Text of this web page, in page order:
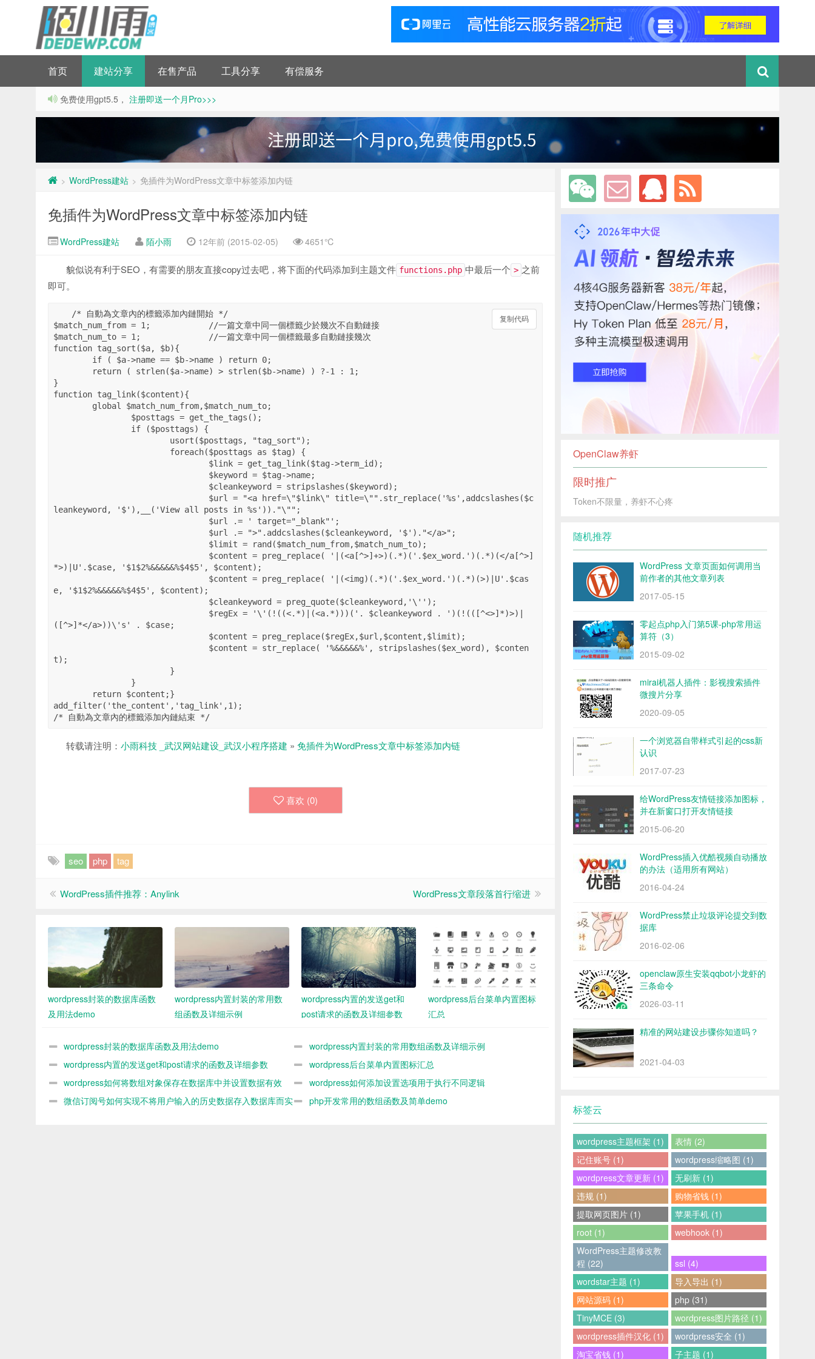
首页 建站分享 在售产品 工具分享 有偿服务
免费使用gpt5.5， 注册即送一个月Pro>>>
> WordPress建站 > 免插件为WordPress文章中标签添加内链
免插件为WordPress文章中标签添加内链
WordPress建站 陌小雨 12年前 (2015-02-05) 4651℃
貌似说有利于SEO，有需要的朋友直接copy过去吧，将下面的代码添加到主题文件 functions.php 中最后一个 > 之前
即可。
复制代码
复制代码
/* 自動為文章內的標籤添加內鏈開始 */
$match_num_from = 1;		//一篇文章中同一個標籤少於幾次不自動鏈接
$match_num_to = 1;		//一篇文章中同一個標籤最多自動鏈接幾次
function tag_sort($a, $b){
}
function tag_link($content){
leankeyword, '$'),__('View all posts in %s'))."\"";
*>)|U'.$case, '$1$2%&&&&&%$4$5', $content);
e, '$1$2%&&&&&%$4$5', $content);
([^>]*</a>))\'s' . $case;
t);
add_filter('the_content','tag_link',1);
/* 自動為文章內的標籤添加內鏈結束 */
转载请注明： 小雨科技 _武汉网站建设_武汉小程序搭建 » 免插件为WordPress文章中标签添加内链
喜欢 (0)
seo php tag
WordPress插件推荐：Anylink WordPress文章段落首行缩进
wordpress封装的数据库函数
及用法demo
wordpress内置封装的常用数
组函数及详细示例
wordpress内置的发送get和
post请求的函数及详细参数
wordpress后台菜单内置图标
汇总
wordpress封装的数据库函数及用法demo
wordpress内置封装的常用数组函数及详细示例
wordpress内置的发送get和post请求的函数及详细参数
demo
wordpress后台菜单内置图标汇总
wordpress如何将数组对象保存在数据库中并设置数据有效
期
wordpress如何添加设置选项用于执行不同逻辑
微信订阅号如何实现不将用户输入的历史数据存入数据库而实
php开发常用的数组函数及简单demo
OpenClaw养虾
限时推广
Token不限量，养虾不心疼
随机推荐
WordPress 文章页面如何调用当
前作者的其他文章列表
2017-05-15
零起点php入门第5课-php常用运
算符（3）
2015-09-02
mirai机器人插件：影视搜索插件
微搜片分享
2020-09-05
一个浏览器自带样式引起的css新
认识
2017-07-23
给WordPress友情链接添加图标，
并在新窗口打开友情链接
2015-06-20
WordPress插入优酷视频自动播放
的办法（适用所有网站）
2016-04-24
WordPress禁止垃圾评论提交到数
据库
2016-02-06
openclaw原生安装qqbot小龙虾的
三条命令
2026-03-11
精准的网站建设步骤你知道吗？
2021-04-03
标签云
wordpress主题框架 (1)
表情 (2)
记住账号 (1)
wordpress缩略图 (1)
wordpress文章更新 (1)
无刷新 (1)
违规 (1)
购物省钱 (1)
提取网页图片 (1)
苹果手机 (1)
root (1)
webhook (1)
WordPress主题修改教
程 (22)
ssl (4)
wordstar主题 (1)
导入导出 (1)
网站源码 (1)
php (31)
TinyMCE (3)
wordpress图片路径 (1)
wordpress插件汉化 (1)
wordpress安全 (1)
淘宝省钱 (1)
子主题 (1)